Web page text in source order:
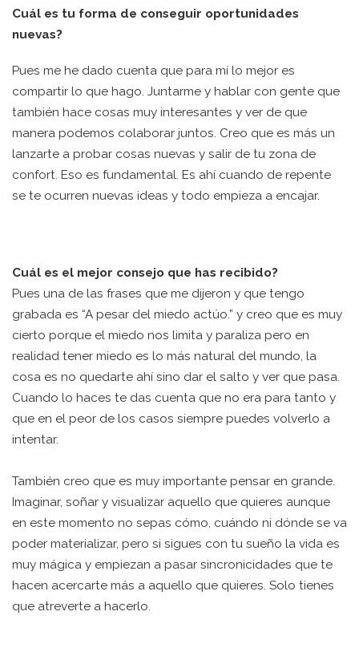
Cuál es tu forma de conseguir oportunidades
nuevas?
Pues me he dado cuenta que para mí lo mejor es
compartir lo que hago. Juntarme y hablar con gente que
también hace cosas muy interesantes y ver de que
manera podemos colaborar juntos. Creo que es más un
lanzarte a probar cosas nuevas y salir de tu zona de
confort. Eso es fundamental. Es ahí cuando de repente
se te ocurren nuevas ideas y todo empieza a encajar.
Cuál es el mejor consejo que has recibido?
Pues una de las frases que me dijeron y que tengo
grabada es “A pesar del miedo actúo.” y creo que es muy
cierto porque el miedo nos limita y paraliza pero en
realidad tener miedo es lo más natural del mundo, la
cosa es no quedarte ahí sino dar el salto y ver que pasa.
Cuando lo haces te das cuenta que no era para tanto y
que en el peor de los casos siempre puedes volverlo a
intentar.
También creo que es muy importante pensar en grande.
Imaginar, soñar y visualizar aquello que quieres aunque
en este momento no sepas cómo, cuándo ni dónde se va
poder materializar, pero si sigues con tu sueño la vida es
muy mágica y empiezan a pasar sincronicidades que te
hacen acercarte más a aquello que quieres. Solo tienes
que atreverte a hacerlo.